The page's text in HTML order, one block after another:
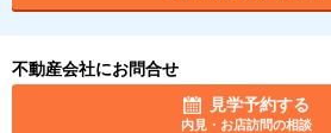
不動産会社にお問合せ
見学予約する
内見・お店訪問の相談